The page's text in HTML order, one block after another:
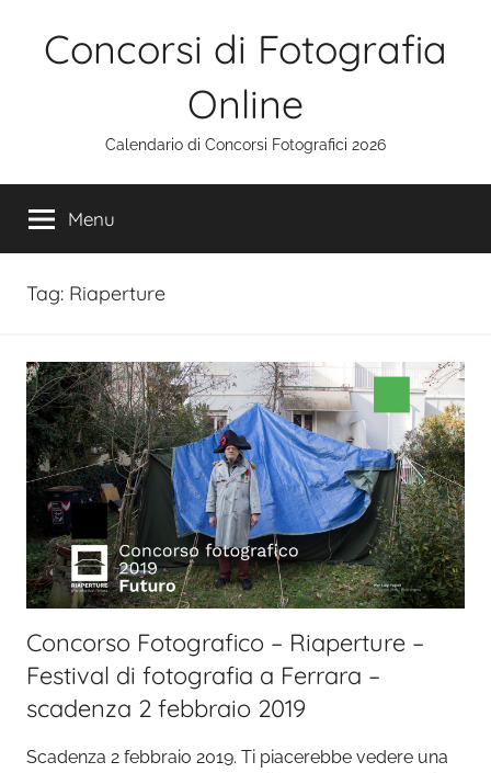
Concorsi di Fotografia
Online
Calendario di Concorsi Fotografici 2026
Menu
Tag: Riaperture
Concorso Fotografico – Riaperture –
Festival di fotografia a Ferrara –
scadenza 2 febbraio 2019
Scadenza 2 febbraio 2019. Ti piacerebbe vedere una